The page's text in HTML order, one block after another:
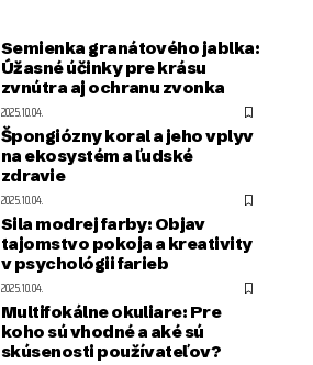
Semienka granátového jablka:
Úžasné účinky pre krásu
zvnútra aj ochranu zvonka
2025.10.04.
Špongiózny koral a jeho vplyv
na ekosystém a ľudské
zdravie
2025.10.04.
Sila modrej farby: Objav
tajomstvo pokoja a kreativity
v psychológii farieb
2025.10.04.
Multifokálne okuliare: Pre
koho sú vhodné a aké sú
skúsenosti používateľov?